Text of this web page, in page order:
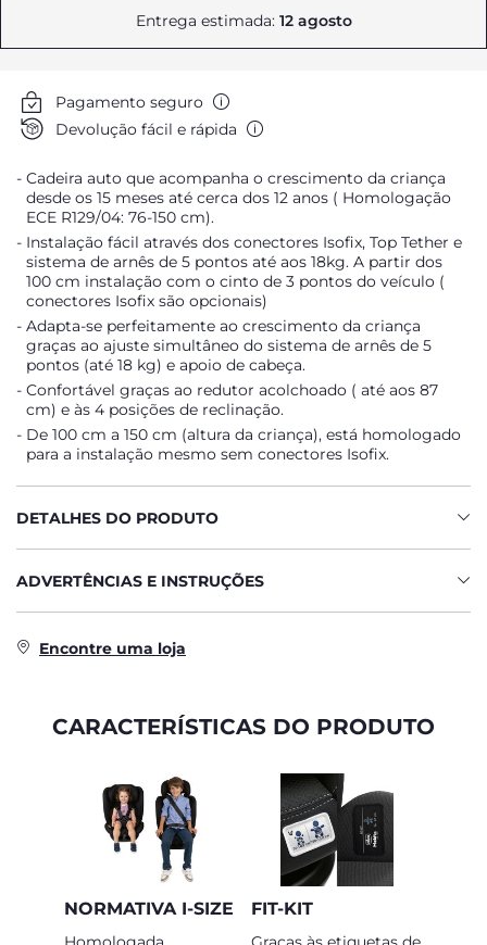
Entrega estimada: 12 agosto
Pagamento seguro
Devolução fácil e rápida
Cadeira auto que acompanha o crescimento da criança
desde os 15 meses até cerca dos 12 anos ( Homologação
ECE R129/04: 76-150 cm).
Instalação fácil através dos conectores Isofix, Top Tether e
sistema de arnês de 5 pontos até aos 18kg. A partir dos
100 cm instalação com o cinto de 3 pontos do veículo (
conectores Isofix são opcionais)
Adapta-se perfeitamente ao crescimento da criança
graças ao ajuste simultâneo do sistema de arnês de 5
pontos (até 18 kg) e apoio de cabeça.
Confortável graças ao redutor acolchoado ( até aos 87
cm) e às 4 posições de reclinação.
De 100 cm a 150 cm (altura da criança), está homologado
para a instalação mesmo sem conectores Isofix.
DETALHES DO PRODUTO
ADVERTÊNCIAS E INSTRUÇÕES
Encontre uma loja
CARACTERÍSTICAS DO PRODUTO
NORMATIVA I-SIZE FIT-KIT